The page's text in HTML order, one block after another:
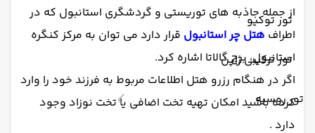
تور توکیو
تور ترکیبی ژاپن
تور روسیه
از جمله جاذبه های توریستی و گردشگری استانبول که در
اطراف هتل چر استانبول قرار دارد می توان به مرکز کنگره
استانبول، برج گالاتا اشاره کرد.
اگر در هنگام رزرو هتل اطلاعات مربوط به فرزند خود را وارد
کرده باشید امکان تهیه تخت اضافی یا تخت نوزاد وجود
دارد .